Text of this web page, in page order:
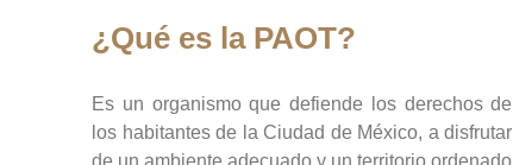
¿Qué es la PAOT?
Es un organismo que defiende los derechos de
los habitantes de la Ciudad de México, a disfrutar
de un ambiente adecuado y un territorio ordenado